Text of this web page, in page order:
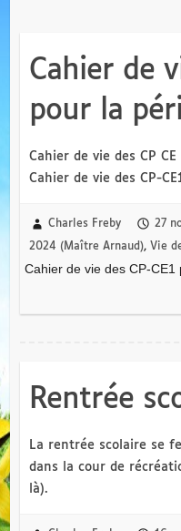
Cahier de
pour la
Cahier de vie des CP
Cahier de vie des CP-
Charles Freby 27
2024 (Maître Arnaud), Vie
Cahier de vie des CP-CE1
Rentrée
La rentrée scolaire se
dans la cour de
là).